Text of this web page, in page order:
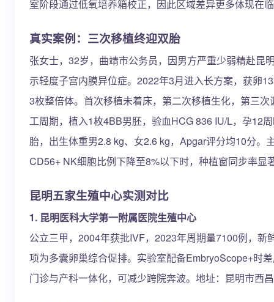
室阶段通过低氧培养箱校正，因此区域差异更多体现在
真实案例：三次移植终迎双胎
张女士，32岁，曲靖市公务员，因男方严重少弱精赴昆
示轻度子宫内膜异位症。2022年3月进入长方案，获卵
3枚整倍体。首次移植未着床，第二次移植生化，第三
工周期，植入1枚4BB男胚，验血HCG 836 IU/L，孕12
胎，出生体重男2.8 kg、女2.6 kg，Apgar评分均10分。
CD56+ NK细胞比例下降至8%以下时，种植窗同步率显
昆明五家生殖中心实测对比
1. 昆明医科大学第一附属医院生殖中心
公立三甲，2004年获批IVF，2023年周期量7100例，新
项为多囊卵巢综合促排。实验室配备EmbryoScope+时
门诊与产科一体化，可减少跨院奔波。地址：昆明市西